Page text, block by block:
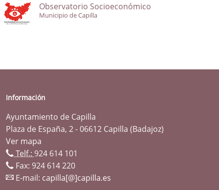
Observatorio Socioeconómico
Municipio de Capilla
Información
Ayuntamiento de Capilla
Plaza de España, 2 - 06612 Capilla (Badajoz)
Ver mapa
Telf.: 924 614 101
Fax: 924 614 220
E-mail: capilla[@]capilla.es